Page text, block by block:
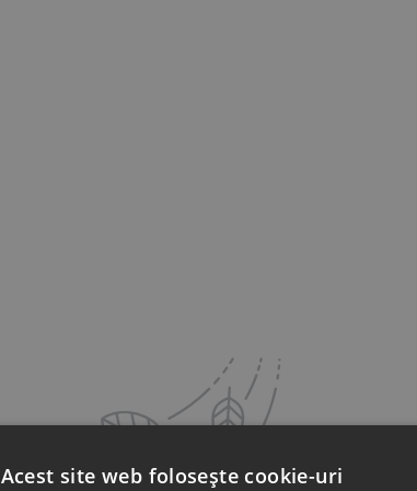
Acest site web folosește cookie-uri